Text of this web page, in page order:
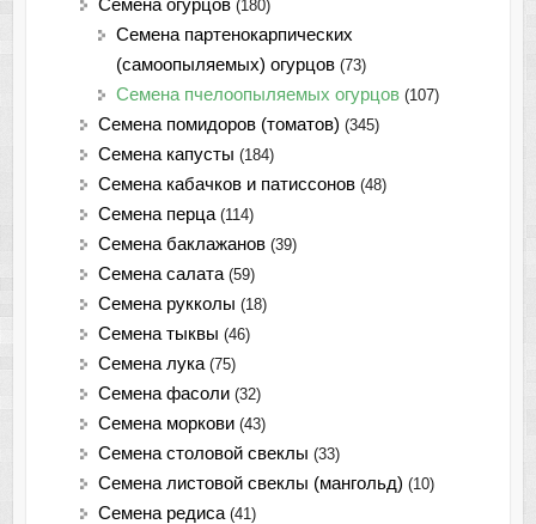
Семена огурцов (180)
Семена партенокарпических
(самоопыляемых) огурцов (73)
Семена пчелоопыляемых огурцов (107)
Семена помидоров (томатов) (345)
Семена капусты (184)
Семена кабачков и патиссонов (48)
Семена перца (114)
Семена баклажанов (39)
Семена салата (59)
Семена рукколы (18)
Семена тыквы (46)
Семена лука (75)
Cемена фасоли (32)
Семена моркови (43)
Семена столовой свеклы (33)
Семена листовой свеклы (мангольд) (10)
Семена редиса (41)